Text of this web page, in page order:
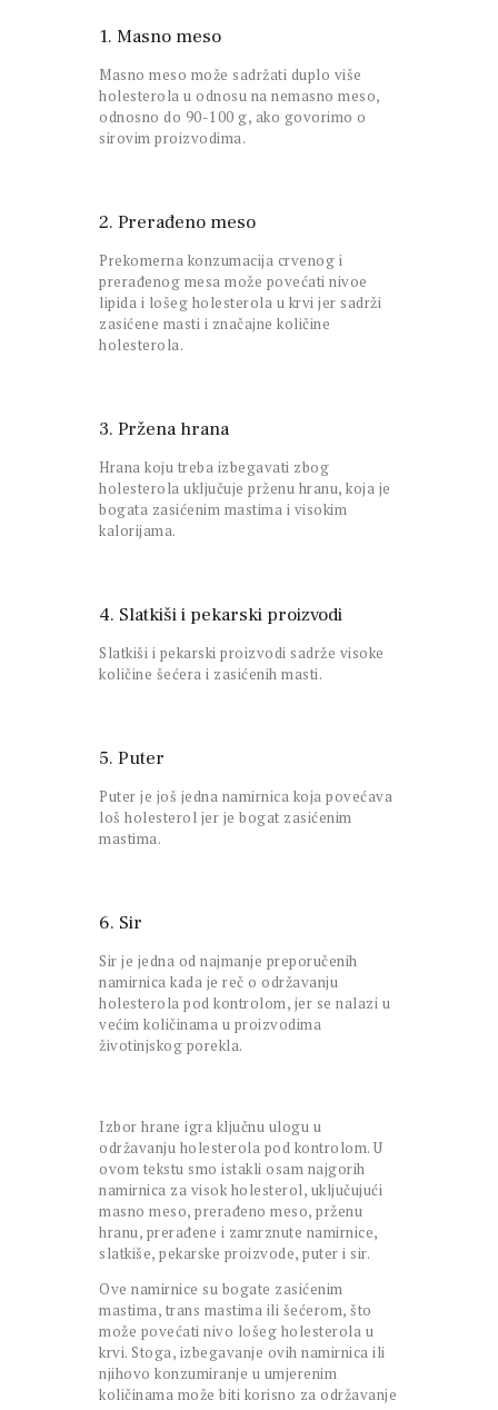
1. Masno meso
Masno meso može sadržati duplo više
holesterola u odnosu na nemasno meso,
odnosno do 90-100 g, ako govorimo o
sirovim proizvodima.
2. Prerađeno meso
Prekomerna konzumacija crvenog i
prerađenog mesa može povećati nivoe
lipida i lošeg holesterola u krvi jer sadrži
zasićene masti i značajne količine
holesterola.
3. Pržena hrana
Hrana koju treba izbegavati zbog
holesterola uključuje prženu hranu, koja je
bogata zasićenim mastima i visokim
kalorijama.
4. Slatkiši i pekarski proizvodi
Slatkiši i pekarski proizvodi sadrže visoke
količine šećera i zasićenih masti.
5. Puter
Puter je još jedna namirnica koja povećava
loš holesterol jer je bogat zasićenim
mastima.
6. Sir
Sir je jedna od najmanje preporučenih
namirnica kada je reč o održavanju
holesterola pod kontrolom, jer se nalazi u
većim količinama u proizvodima
životinjskog porekla.
Izbor hrane igra ključnu ulogu u
održavanju holesterola pod kontrolom. U
ovom tekstu smo istakli osam najgorih
namirnica za visok holesterol, uključujući
masno meso, prerađeno meso, prženu
hranu, prerađene i zamrznute namirnice,
slatkiše, pekarske proizvode, puter i sir.
Ove namirnice su bogate zasićenim
mastima, trans mastima ili šećerom, što
može povećati nivo lošeg holesterola u
krvi. Stoga, izbegavanje ovih namirnica ili
njihovo konzumiranje u umjerenim
količinama može biti korisno za održavanje